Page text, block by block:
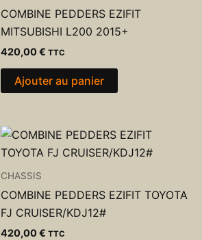
COMBINE PEDDERS EZIFIT
MITSUBISHI L200 2015+
420,00€ TTC
Ajouter au panier
CHASSIS
COMBINE PEDDERS EZIFIT TOYOTA
FJ CRUISER/KDJ12#
420,00€ TTC